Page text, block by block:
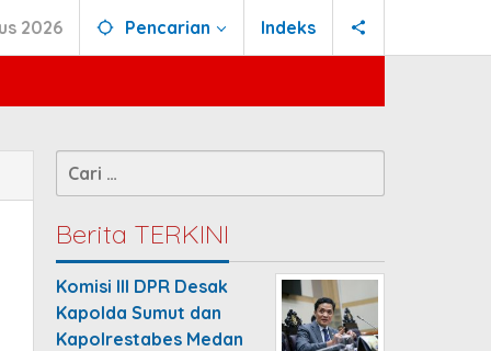
2026 Pencarian Indeks
Cari
untuk:
Berita TERKINI
Komisi III DPR Desak
Kapolda Sumut dan
Kapolrestabes Medan